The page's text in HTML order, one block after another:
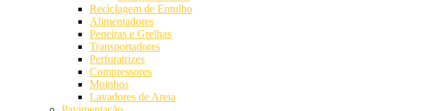
Reciclagem de Entulho
Alimentadores
Peneiras e Grelhas
Transportadores
Perfuratrizes
Compressores
Moinhos
Lavadores de Areia